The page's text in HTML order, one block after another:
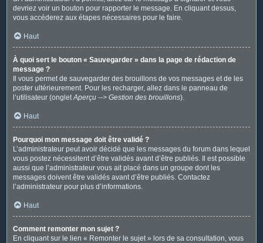
devriez voir un bouton pour rapporter le message. En cliquant dessus,
vous accéderez aux étapes nécessaires pour le faire.
Haut
À quoi sert le bouton « Sauvegarder » dans la page de rédaction de
message ?
Il vous permet de sauvegarder des brouillons de vos messages et de les
poster ultérieurement. Pour les recharger, allez dans le panneau de
l’utilisateur (ongletAperçu --> Gestion des brouillons).
Haut
Pourquoi mon message doit être validé ?
L’administrateur peut avoir décidé que les messages du forum dans lequel
vous postez nécessitent d’être validés avant d’être publiés. Il est possible
aussi que l’administrateur vous ait placé dans un groupe dont les
messages doivent être validés avant d’être publiés. Contactez
l’administrateur pour plus d’informations.
Haut
Comment remonter mon sujet ?
En cliquant sur le lien « Remonter le sujet » lors de sa consultation, vous